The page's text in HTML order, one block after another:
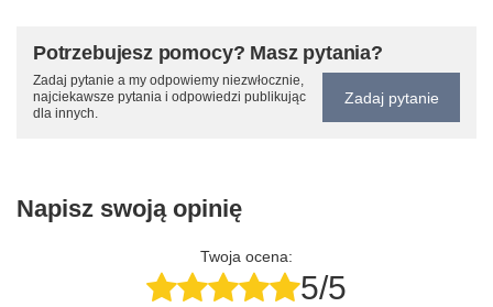
Potrzebujesz pomocy? Masz pytania?
Zadaj pytanie a my odpowiemy niezwłocznie,
najciekawsze pytania i odpowiedzi publikując
dla innych.
Zadaj pytanie
Napisz swoją opinię
Twoja ocena:
5/5